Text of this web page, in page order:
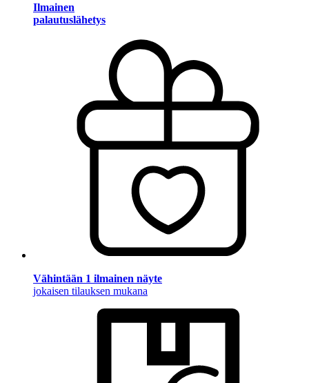
Ilmainen
palautuslähetys
Vähintään 1 ilmainen näyte
jokaisen tilauksen mukana